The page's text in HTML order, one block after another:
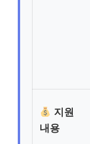
지원
내용